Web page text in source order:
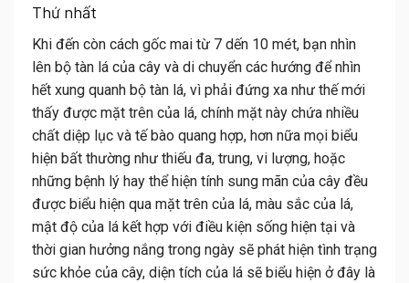
Thứ nhất
Khi đến còn cách gốc mai từ 7 dến 10 mét, bạn nhìn
lên bộ tàn lá của cây và di chuyển các hướng để nhìn
hết xung quanh bộ tàn lá, vì phải đứng xa như thế mới
thấy được mặt trên của lá, chính mặt này chứa nhiều
chất diệp lục và tế bào quang hợp, hơn nữa mọi biểu
hiện bất thường như thiếu đa, trung, vi lượng, hoặc
những bệnh lý hay thể hiện tính sung mãn của cây đều
được biểu hiện qua mặt trên của lá, màu sắc của lá,
mật độ của lá kết hợp với điều kiện sống hiện tại và
thời gian hưởng nắng trong ngày sẽ phát hiện tình trạng
sức khỏe của cây, diện tích của lá sẽ biểu hiện ở đây là